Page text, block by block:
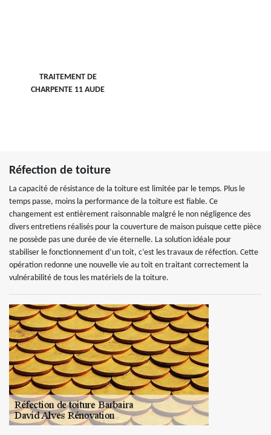
TRAITEMENT DE
CHARPENTE 11 AUDE
Réfection de toiture
La capacité de résistance de la toiture est limitée par le temps. Plus le
temps passe, moins la performance de la toiture est fiable. Ce
changement est entièrement raisonnable malgré le non négligence des
divers entretiens réalisés pour la couverture de maison puisque cette pièce
ne possède pas une durée de vie éternelle. La solution idéale pour
stabiliser le fonctionnement d’un toit, c’est les travaux de réfection. Cette
opération redonne une nouvelle vie au toit en traitant correctement la
vulnérabilité de tous les matériels de la toiture.